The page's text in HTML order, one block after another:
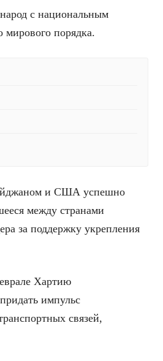
с национальным
порядка.
и США успешно
между странами
за поддержку укрепления
Хартию
импульс
связей,